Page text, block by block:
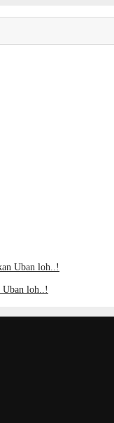
Uban loh..!